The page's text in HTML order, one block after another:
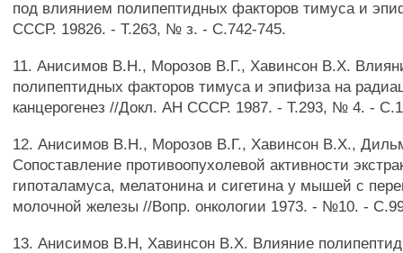
под влиянием полипептидных факторов тимуса и
СССР. 19826. - Т.263, № з. - С.742-745.
11. Анисимов В.Н., Морозов В.Г., Хавинсон В.Х.
полипептидных факторов тимуса и эпифиза на
канцерогенез //Докл. АН СССР. 1987. - Т.293, № 4. -
12. Анисимов В.Н., Морозов В.Г., Хавинсон В.Х.,
Сопоставление противоопухолевой активности
гипоталамуса, мелатонина и сигетина у мышей с
молочной железы //Вопр. онкологии 1973. - №10. -
13. Анисимов В.Н, Хавинсон В.Х. Влияние